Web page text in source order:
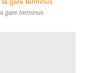
gare terminus